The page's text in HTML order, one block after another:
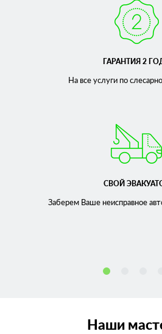
ГАРАНТИЯ 2
На все услуги по
СВОЙ
Заберем Ваше неисправное
Наши